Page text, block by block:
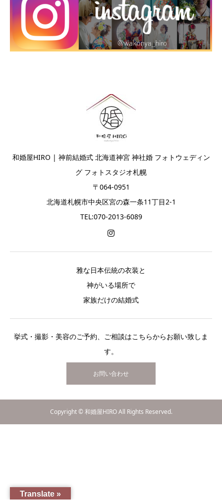
和婚屋HIRO | 神前結婚式 北海道神宮 神社婚 フォトウェディン
グ フォトスタジオ札幌
〒064-0951
北海道札幌市中央区宮の森一条11丁目2-1
TEL:070-2013-6089
雅な日本伝統の衣装と
神がいる場所で
家族だけの結婚式
挙式・撮影・美容のご予約、ご相談はこちらからお願い致しま
す。
お問い合わせ
Copyright © 和婚屋HIRO All Rights Reserved.
Translate »